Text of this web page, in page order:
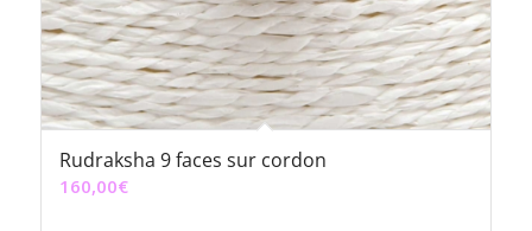
Rudraksha 9 faces sur cordon
160,00€